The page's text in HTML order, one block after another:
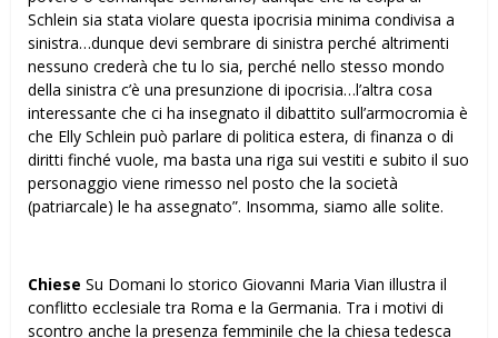
Schlein sia stata violare questa ipocrisia minima condivisa a
sinistra…dunque devi sembrare di sinistra perché altrimenti
nessuno crederà che tu lo sia, perché nello stesso mondo
della sinistra c’è una presunzione di ipocrisia…l’altra cosa
interessante che ci ha insegnato il dibattito sull’armocromia è
che Elly Schlein può parlare di politica estera, di finanza o di
diritti finché vuole, ma basta una riga sui vestiti e subito il suo
personaggio viene rimesso nel posto che la società
(patriarcale) le ha assegnato”. Insomma, siamo alle solite.
Chiese Su Domani lo storico Giovanni Maria Vian illustra il
conflitto ecclesiale tra Roma e la Germania. Tra i motivi di
scontro anche la presenza femminile che la chiesa tedesca